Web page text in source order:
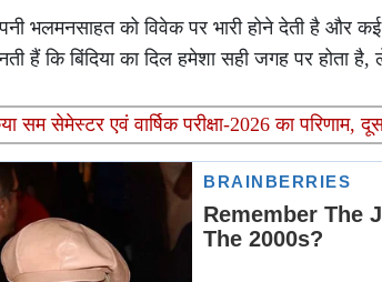
भलमनसाहत को विवेक पर भारी होने देती है और
हैं कि बिंदिया का दिल हमेशा सही जगह पर होता
सम सेमेस्टर एवं वार्षिक परीक्षा-2026 का